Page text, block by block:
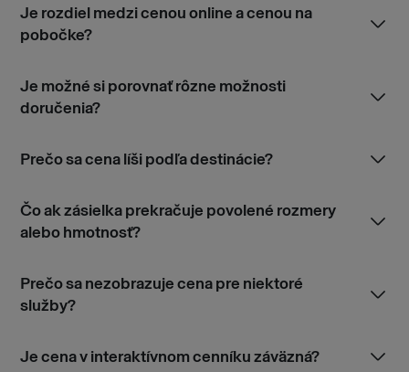
Je rozdiel medzi cenou online a cenou na
pobočke?
Je možné si porovnať rôzne možnosti
doručenia?
Prečo sa cena líši podľa destinácie?
Čo ak zásielka prekračuje povolené rozmery
alebo hmotnosť?
Prečo sa nezobrazuje cena pre niektoré
služby?
Je cena v interaktívnom cenníku záväzná?